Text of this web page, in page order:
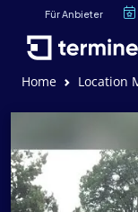
Für Anbieter
Home Location